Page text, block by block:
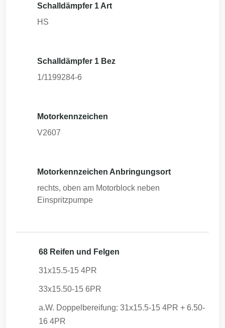
Schalldämpfer 1 Art
HS
Schalldämpfer 1 Bez
1/1199284-6
Motorkennzeichen
V2607
Motorkennzeichen Anbringungsort
rechts, oben am Motorblock neben
Einspritzpumpe
68 Reifen und Felgen
31x15.5-15 4PR
33x15.50-15 6PR
a.W. Doppelbereifung: 31x15.5-15 4PR + 6.50-
16 4PR